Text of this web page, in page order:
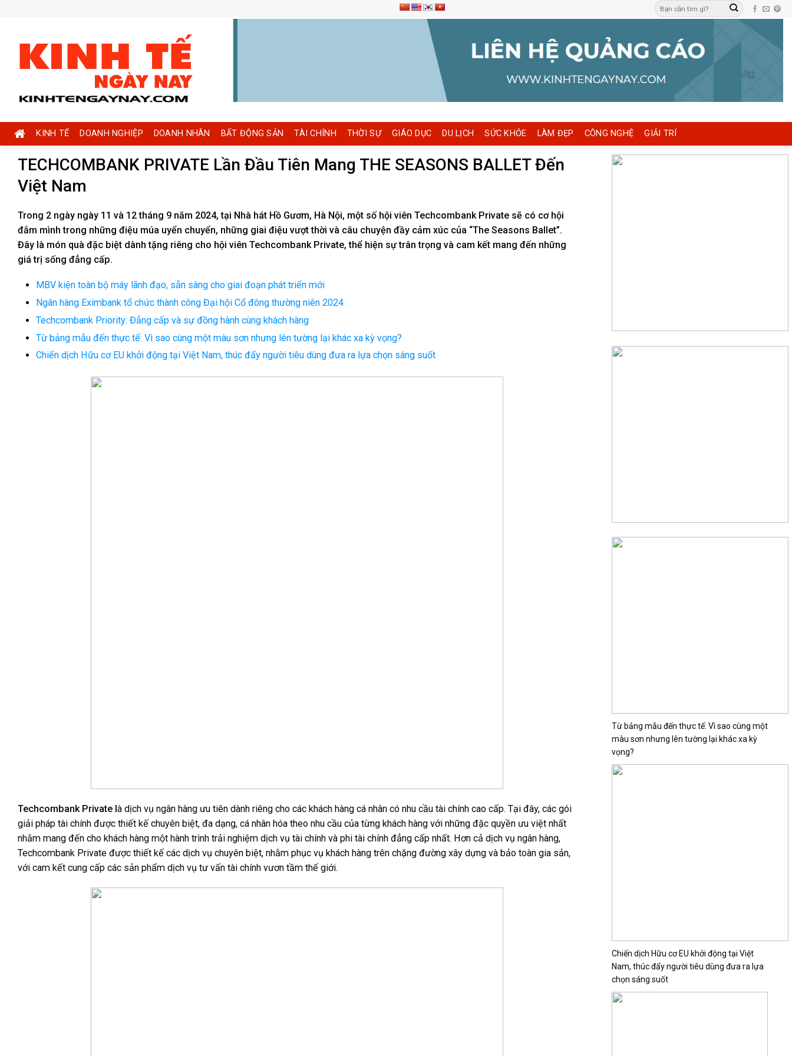
KINH TẾ DOANH NGHIỆP DOANH NHÂN BẤT ĐỘNG SẢN TÀI CHÍNH THỜI SỰ GIÁO DỤC DU LỊCH SỨC KHỎE LÀM ĐẸP CÔNG NGHỆ GIẢI TRÍ
TECHCOMBANK PRIVATE Lần Đầu Tiên Mang THE SEASONS BALLET Đến
Việt Nam
Trong 2 ngày ngày 11 và 12 tháng 9 năm 2024, tại Nhà hát Hồ Gươm, Hà Nội, một số hội viên Techcombank Private sẽ có cơ hội
đắm mình trong những điệu múa uyển chuyển, những giai điệu vượt thời và câu chuyện đầy cảm xúc của “The Seasons Ballet”.
Đây là món quà đặc biệt dành tặng riêng cho hội viên Techcombank Private, thể hiện sự trân trọng và cam kết mang đến những
giá trị sống đẳng cấp.
MBV kiện toàn bộ máy lãnh đạo, sẵn sàng cho giai đoạn phát triển mới
Ngân hàng Eximbank tổ chức thành công Đại hội Cổ đông thường niên 2024
Techcombank Priority: Đẳng cấp và sự đồng hành cùng khách hàng
Từ bảng mẫu đến thực tế: Vì sao cùng một màu sơn nhưng lên tường lại khác xa kỳ vọng?
Chiến dịch Hữu cơ EU khởi động tại Việt Nam, thúc đẩy người tiêu dùng đưa ra lựa chọn sáng suốt
Techcombank Private l à dịch vụ ngân hàng ưu tiên dành riêng cho các khách hàng cá nhân có nhu cầu tài chính cao cấp. Tại đây, các gói
giải pháp tài chính được thiết kế chuyên biệt, đa dạng, cá nhân hóa theo nhu cầu của từng khách hàng với những đặc quyền ưu việt nhất
nhằm mang đến cho khách hàng một hành trình trải nghiệm dịch vụ tài chính và phi tài chính đẳng cấp nhất. Hơn cả dịch vụ ngân hàng,
Techcombank Private được thiết kế các dịch vụ chuyên biệt, nhằm phục vụ khách hàng trên chặng đường xây dựng và bảo toàn gia sản,
với cam kết cung cấp các sản phẩm dịch vụ tư vấn tài chính vươn tầm thế giới.
Từ bảng mẫu đến thực tế: Vì sao cùng một
màu sơn nhưng lên tường lại khác xa kỳ
vọng?
Chiến dịch Hữu cơ EU khởi động tại Việt
Nam, thúc đẩy người tiêu dùng đưa ra lựa
chọn sáng suốt